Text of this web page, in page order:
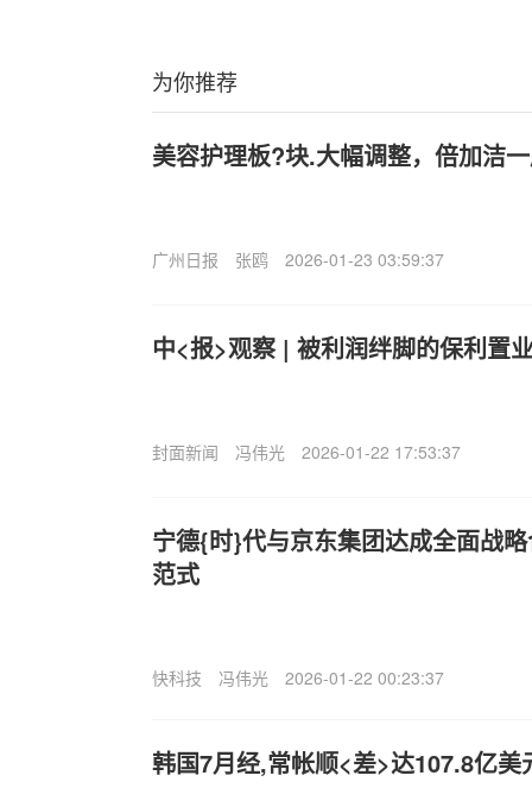
为你推荐
美容护理板?块.大幅调整，倍加洁
广州日报 张鸥 2026-01-23 03:59:37
中<报>观察 | 被利润绊脚的保利置
封面新闻 冯伟光 2026-01-22 17:53:37
宁德{时}代与京东集团达成全面战
范式
快科技 冯伟光 2026-01-22 00:23:37
韩国7月经,常帐顺<差>达107.8亿美